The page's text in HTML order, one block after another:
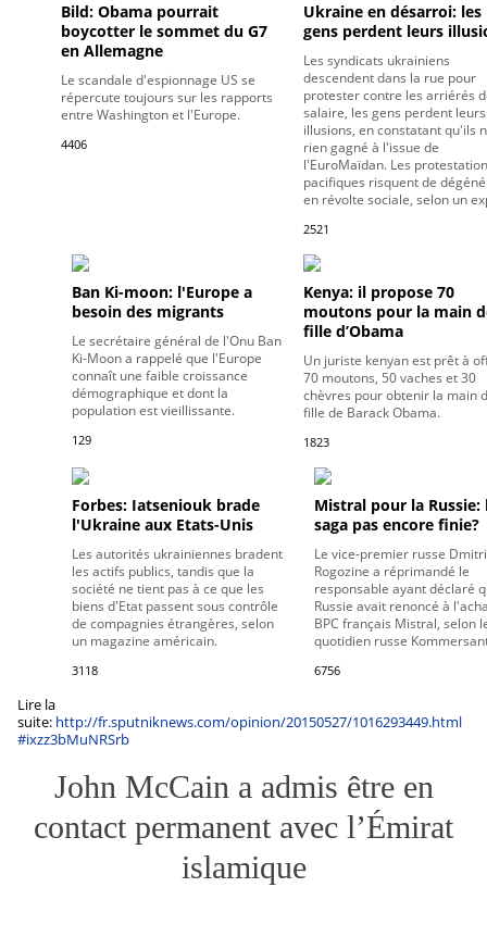
Bild: Obama pourrait
boycotter le sommet du G7
en Allemagne
Le scandale d'espionnage US se
répercute toujours sur les rapports
entre Washington et l'Europe.
4406
Ukraine en désarroi: les
gens perdent leurs
Les syndicats ukrainiens
descendent dans la rue pour
protester contre les arriérés
salaire, les gens perdent leurs
illusions, en constatant qu'ils
rien gagné à l'issue de
l'EuroMaïdan. Les
pacifiques risquent de
en révolte sociale, selon un
2521
Ban Ki-moon: l'Europe a
besoin des migrants
Le secrétaire général de l'Onu Ban
Ki-Moon a rappelé que l'Europe
connaît une faible croissance
démographique et dont la
population est vieillissante.
129
Kenya: il propose 70
moutons pour la main
fille d’Obama
Un juriste kenyan est prêt à
70 moutons, 50 vaches et 30
chèvres pour obtenir la main
fille de Barack Obama.
1823
Forbes: Iatseniouk brade
l'Ukraine aux Etats-Unis
Les autorités ukrainiennes bradent
les actifs publics, tandis que la
société ne tient pas à ce que les
biens d'Etat passent sous contrôle
de compagnies étrangères, selon
un magazine américain.
3118
Mistral pour la Russie:
saga pas encore finie?
Le vice-premier russe Dmitri
Rogozine a réprimandé le
responsable ayant déclaré
Russie avait renoncé à
BPC français Mistral, selon
quotidien russe
6756
Lire la
suite: http://fr.sputniknews.com/opinion/20150527/1016293449.html
#ixzz3bMuNRSrb
John McCain a admis être en
contact permanent avec l’Émirat
islamique